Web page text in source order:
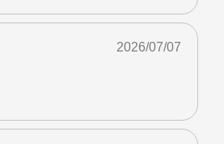
2026/07/07